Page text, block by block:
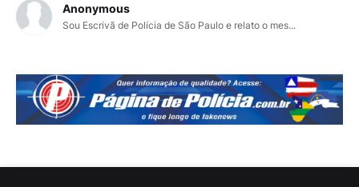
Anonymous
Sou Escrivã de Polícia de São Paulo e relato o mes...